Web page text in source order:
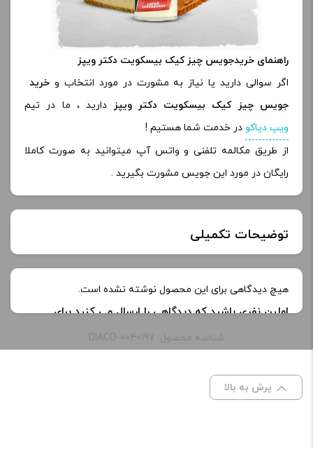
راهنمای خریدجویس چیز کیک بیسکویت دکتر ویپز
اگر سوالی دارید یا نیاز به مشورت در مورد انتخاب وخرید
جویس چیز کیک بیسکویت دکتر ویپز
دارید ، ما در تیم
ویپ دیاکو در خدمت شما هستیم !
از طریق مکالمه تلفنی و واتس آپ میتوانید به صورت کاملا
رایگان در مورد این جویس مشورت بگیرید .
توضیحات تکمیلی
خنکی بدون یخ
نیکوتین: 3 میلی گرم
هیچ دیدگاهی برای این محصول نوشته نشده است.
اولین نفری باشید که دیدگاهی را ارسال می کنید برای
“جویس چیز کیک بیسکویت دکتر ویپز | Dr Vapes Lotus
نشانی ایمیل شما منتشر نخواهد شد.
علامت‌گذاری شده‌اند
شناسه محصول: DIACO-0040197
پرش به بالا